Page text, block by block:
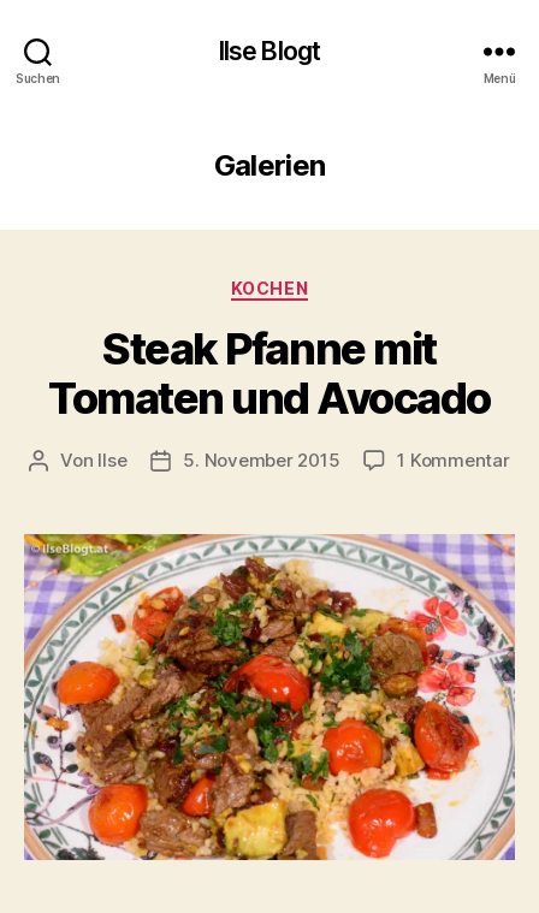
Suchen
Ilse Blogt
Menü
Galerien
Kategorien
KOCHEN
Steak Pfanne mit
Tomaten und Avocado
Beitragsautor
Von Ilse Beitragsdatum
5. November 2015 1 Kommentarzu
mit